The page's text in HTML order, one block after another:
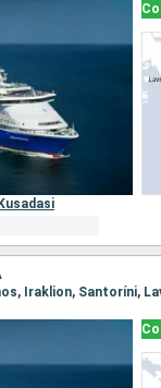
Kusadasi
Iraklion, Santoríni,